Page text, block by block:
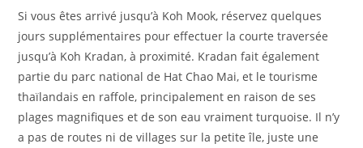
Si vous êtes arrivé jusqu’à Koh Mook, réservez quelques
jours supplémentaires pour effectuer la courte traversée
jusqu’à Koh Kradan, à proximité. Kradan fait également
partie du parc national de Hat Chao Mai, et le tourisme
thaïlandais en raffole, principalement en raison de ses
plages magnifiques et de son eau vraiment turquoise. Il n’y
a pas de routes ni de villages sur la petite île, juste une